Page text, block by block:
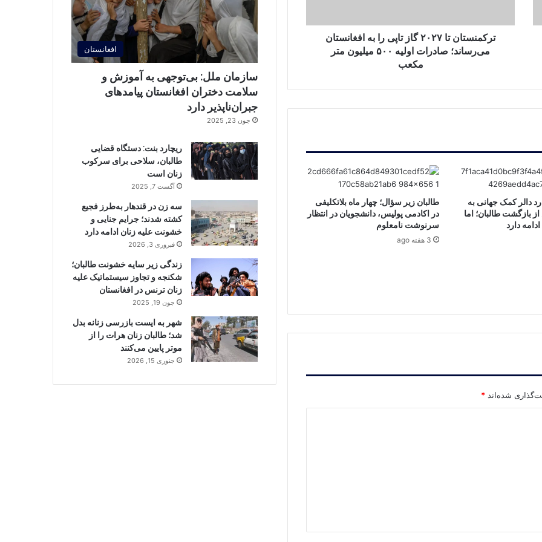
می‌رساند؛
صادرات
ترکمنستان تا ۲۰۲۷ گاز تاپی را به افغانستان
می‌رساند؛ صادرات اولیه ۵۰۰ میلیون متر
مکعب
۱۶ میلیارد دالر کمک جهانی به
بازگشت طالبان؛ اما
دارد
طالبان زیر سؤال؛ چهار ماه بلاتکلیفی
در اکادمی پولیس، دانشجویان در انتظار
سرنوشت نامعلوم
3 هفته ago
شده‌اند *
افغانستان
سازمان ملل: بی‌توجهی به آموزش و
سلامت دختران افغانستان پیامدهای
جبران‌ناپذیر دارد
جون 23, 2025
ریچارد بنت: دستگاه قضایی
طالبان، سلاحی برای سرکوب
زنان است
آگست 7, 2025
سه زن در قندهار به‌طرز فجیع
کشته شدند؛ جرایم جنایی و
خشونت علیه زنان ادامه دارد
فبروری 3, 2026
زندگی زیر سایه خشونت طالبان؛
شکنجه و تجاوز سیستماتیک علیه
زنان ترنس در افغانستان
جون 19, 2025
شهر به ایست بازرسی زنانه بدل
شد؛ طالبان زنان هرات را از
موتر پایین می‌کنند
جنوری 15, 2026